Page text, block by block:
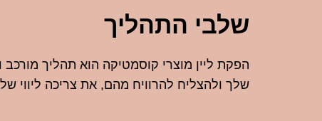
שלבי התהליך
הפקת ליין מוצרי קוסמטיקה הוא תהליך
שלך ולהצליח להרוויח מהם, את צריכה ליווי